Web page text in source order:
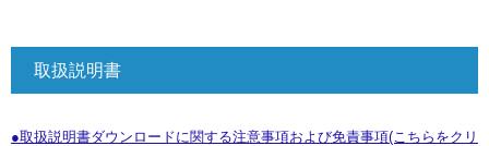
取扱説明書
●取扱説明書ダウンロードに関する注意事項および免責事項(こちらをクリ